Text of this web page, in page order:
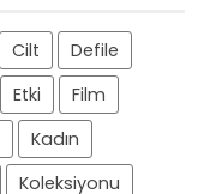
Cilt
Defile
Etki
Film
Kadın
Koleksiyonu